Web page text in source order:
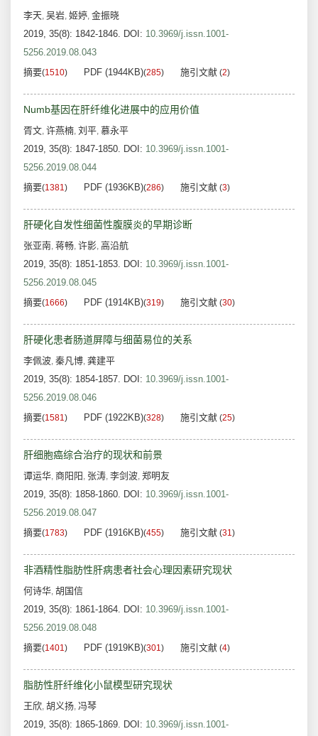
李天, 吴岩, 姬婷, 金振晓
2019, 35(8): 1842-1846. DOI: 10.3969/j.issn.1001-
5256.2019.08.043
摘要(1510) PDF (1944KB)(285) 施引文献 (2)
Numb基因在肝纤维化进展中的应用价值
胥文, 许燕楠, 刘平, 慕永平
2019, 35(8): 1847-1850. DOI: 10.3969/j.issn.1001-
5256.2019.08.044
摘要(1381) PDF (1936KB)(286) 施引文献 (3)
肝硬化自发性细菌性腹膜炎的早期诊断
张亚南, 蒋畅, 许影, 高沿航
2019, 35(8): 1851-1853. DOI: 10.3969/j.issn.1001-
5256.2019.08.045
摘要(1666) PDF (1914KB)(319) 施引文献 (30)
肝硬化患者肠道屏障与细菌易位的关系
李佩波, 秦凡博, 龚建平
2019, 35(8): 1854-1857. DOI: 10.3969/j.issn.1001-
5256.2019.08.046
摘要(1581) PDF (1922KB)(328) 施引文献 (25)
肝细胞癌综合治疗的现状和前景
谭运华, 商阳阳 , 张涛, 李剑波, 郑明友
2019, 35(8): 1858-1860. DOI: 10.3969/j.issn.1001-
5256.2019.08.047
摘要(1783) PDF (1916KB)(455) 施引文献 (31)
非酒精性脂肪性肝病患者社会心理因素研究现状
何诗华, 胡国信
2019, 35(8): 1861-1864. DOI: 10.3969/j.issn.1001-
5256.2019.08.048
摘要(1401) PDF (1919KB)(301) 施引文献 (4)
脂肪性肝纤维化小鼠模型研究现状
王欣, 胡义扬, 冯琴
2019, 35(8): 1865-1869. DOI: 10.3969/j.issn.1001-